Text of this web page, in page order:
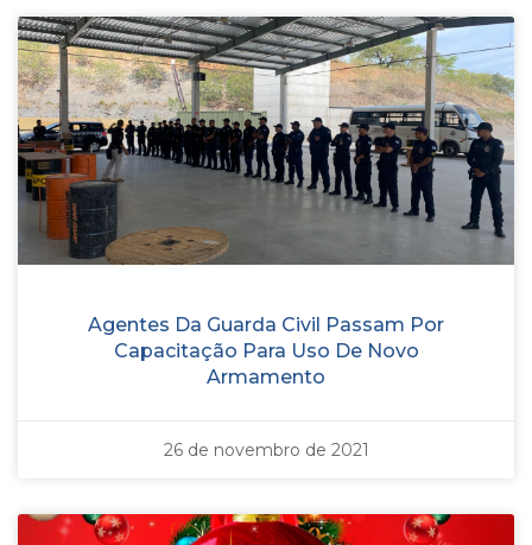
Agentes Da Guarda Civil Passam Por
Capacitação Para Uso De Novo
Armamento
26 de novembro de 2021